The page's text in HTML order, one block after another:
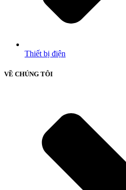
Thiết bị điện
VỀ CHÚNG TÔI